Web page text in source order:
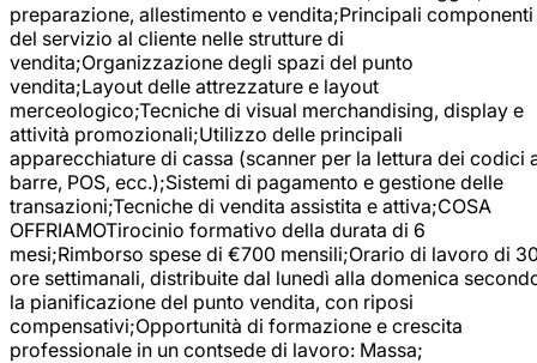
preparazione, allestimento e vendita;Principali componenti
del servizio al cliente nelle strutture di
vendita;Organizzazione degli spazi del punto
vendita;Layout delle attrezzature e layout
merceologico;Tecniche di visual merchandising, display e
attività promozionali;Utilizzo delle principali
apparecchiature di cassa (scanner per la lettura dei codici
barre, POS, ecc.);Sistemi di pagamento e gestione delle
transazioni;Tecniche di vendita assistita e attiva;COSA
OFFRIAMOTirocinio formativo della durata di 6
mesi;Rimborso spese di €700 mensili;Orario di lavoro di
ore settimanali, distribuite dal lunedì alla domenica
la pianificazione del punto vendita, con riposi
compensativi;Opportunità di formazione e crescita
professionale in un contsede di lavoro: Massa;